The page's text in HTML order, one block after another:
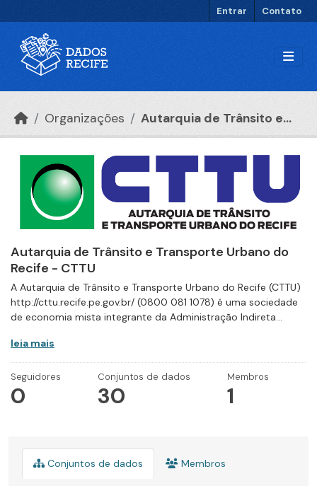
Entrar Contato
Organizações Autarquia de Trânsito e...
Autarquia de Trânsito e Transporte Urbano do
Recife - CTTU
A Autarquia de Trânsito e Transporte Urbano do Recife (CTTU)
http://cttu.recife.pe.gov.br/ (0800 081 1078) é uma sociedade
de economia mista integrante da Administração Indireta...
leia mais
Seguidores
0
Conjuntos de dados
30
Membros
1
Conjuntos de dados Membros